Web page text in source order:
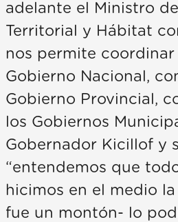
adelante el Ministro
Territorial y Hábitat
nos permite coordinar
Gobierno Nacional,
Gobierno Provincial,
los Gobiernos
Gobernador Kicillof y
“entendemos que
hicimos en el medio
fue un montón- lo